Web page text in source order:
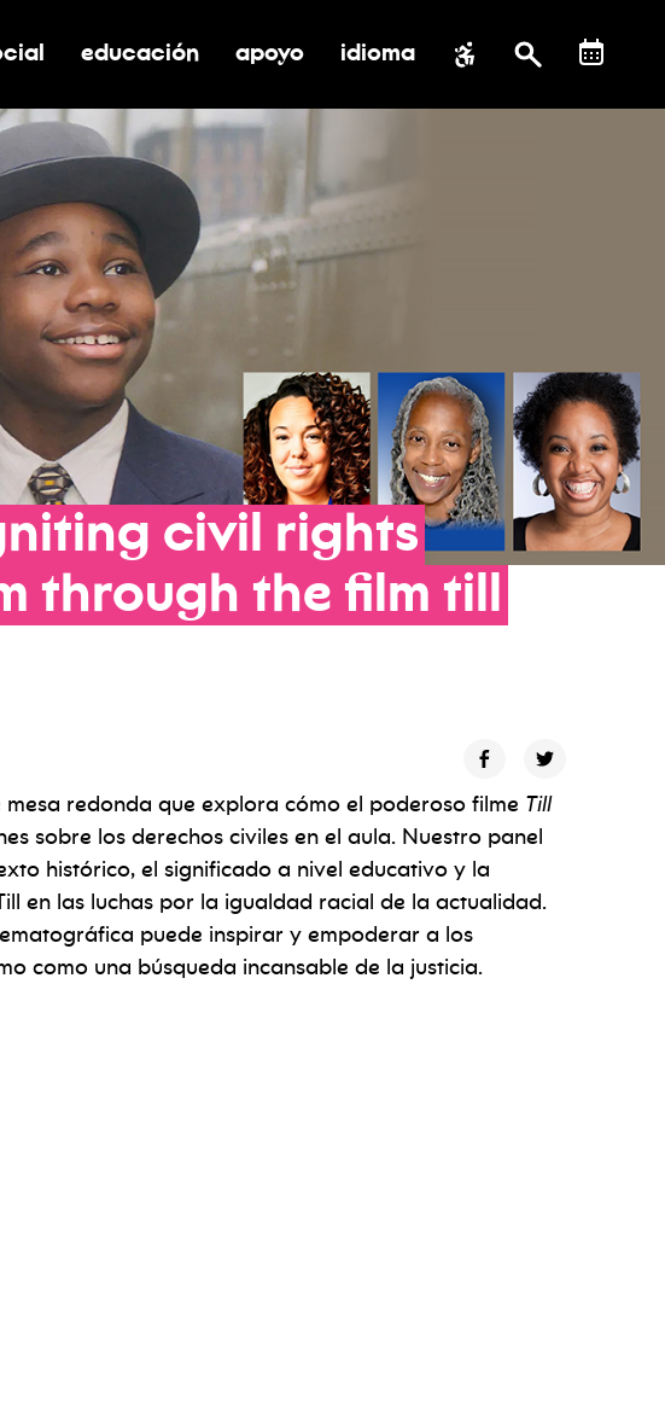
de el submenú de impacto social
alternar submenú de educación
educación alternar submenú de asistencia
apoyo idioma
civil rights
through the film till
redonda que explora cómo el poderoso filme Till
sobre los derechos civiles en el aula. Nuestro panel
histórico, el significado a nivel educativo y la
en las luchas por la igualdad racial de la actualidad.
puede inspirar y empoderar a los
como una búsqueda incansable de la justicia.